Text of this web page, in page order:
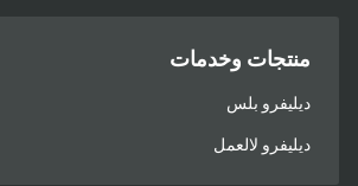
منتجات وخدمات
ديليفرو بلس
ديليفرو لالعمل